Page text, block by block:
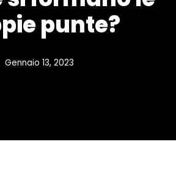
punte?
Gennaio 13, 2023